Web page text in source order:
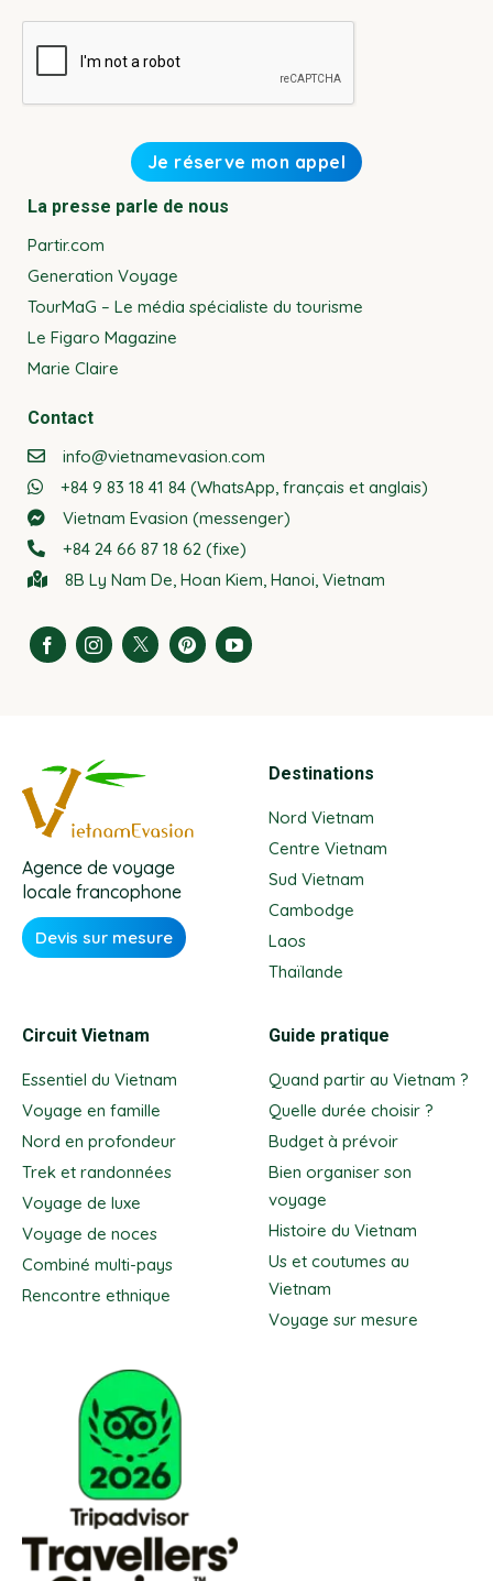
La presse parle de nous
Partir.com
Generation Voyage
TourMaG – Le média spécialiste du tourisme
Le Figaro Magazine
Marie Claire
Contact
info@vietnamevasion.com
+84 9 83 18 41 84 (WhatsApp, français et anglais)
Vietnam Evasion (messenger)
+84 24 66 87 18 62 (fixe)
8B Ly Nam De, Hoan Kiem, Hanoi, Vietnam
Agence de voyage
locale francophone
Devis sur mesure
Destinations
Nord Vietnam
Centre Vietnam
Sud Vietnam
Cambodge
Laos
Thaïlande
Circuit Vietnam
Essentiel du Vietnam
Voyage en famille
Nord en profondeur
Trek et randonnées
Voyage de luxe
Voyage de noces
Combiné multi-pays
Rencontre ethnique
Guide pratique
Quand partir au Vietnam ?
Quelle durée choisir ?
Budget à prévoir
Bien organiser son
voyage
Histoire du Vietnam
Us et coutumes au
Vietnam
Voyage sur mesure